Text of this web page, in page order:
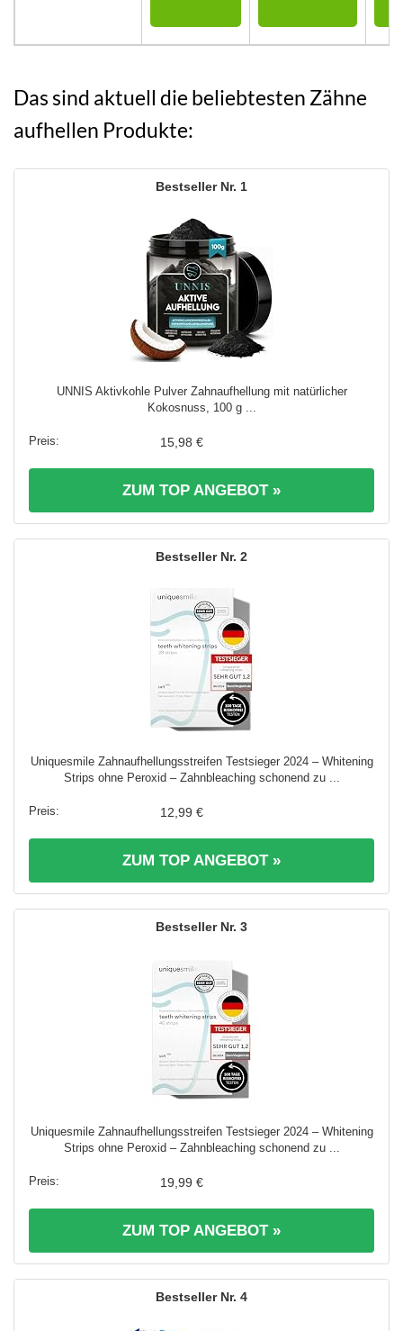
Das sind aktuell die beliebtesten Zähne
aufhellen Produkte:
1
UNNIS Aktivkohle Pulver Zahnaufhellung mit natürlicher
Kokosnuss, 100 g ...
15,98 €
ZUM TOP ANGEBOT »
2
Uniquesmile Zahnaufhellungsstreifen Testsieger 2024 – Whitening
Strips ohne Peroxid – Zahnbleaching schonend zu ...
12,99 €
ZUM TOP ANGEBOT »
3
Uniquesmile Zahnaufhellungsstreifen Testsieger 2024 – Whitening
Strips ohne Peroxid – Zahnbleaching schonend zu ...
19,99 €
ZUM TOP ANGEBOT »
4